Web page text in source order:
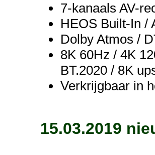
7-kanaals AV-
HEOS Built-In /
Dolby Atmos /
8K 60Hz / 4K
BT.2020 / 8K
Verkrijgbaar in
15.03.2019